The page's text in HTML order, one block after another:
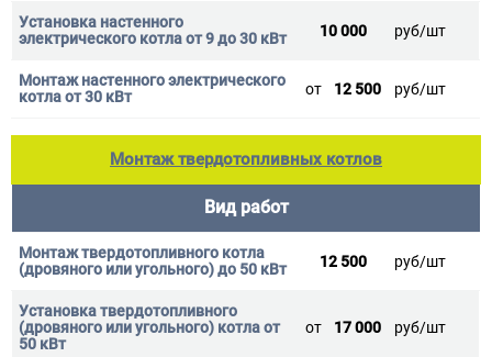
10 000 руб/шт
от 12 500 руб/шт
Монтаж твердотопливных котлов
Вид работ
12 500 руб/шт
от 17 000 руб/шт